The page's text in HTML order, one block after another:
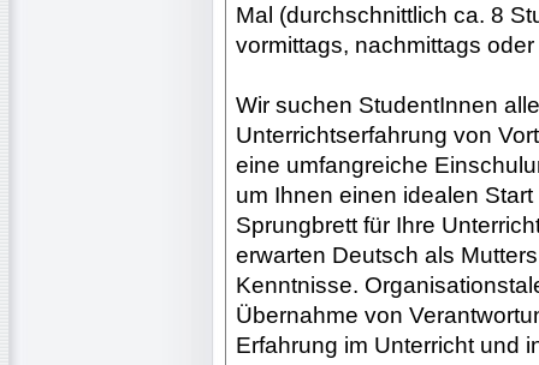
Mal (durchschnittlich ca. 8
vormittags, nachmittags
Wir suchen StudentInnen
Unterrichtserfahrung von
eine umfangreiche
um Ihnen einen idealen
Sprungbrett für Ihre
erwarten Deutsch als
Kenntnisse.
Übernahme von
Erfahrung im Unterricht und